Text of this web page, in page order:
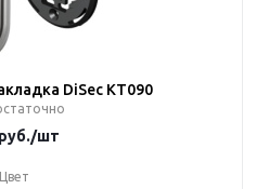
DiSec KT090
/шт
Цвет